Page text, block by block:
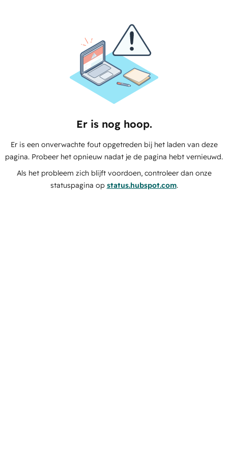
Er is nog hoop.
Er is een onverwachte fout opgetreden bij het laden van deze
pagina. Probeer het opnieuw nadat je de pagina hebt vernieuwd.
Als het probleem zich blijft voordoen, controleer dan onze
statuspagina op status.hubspot.com.